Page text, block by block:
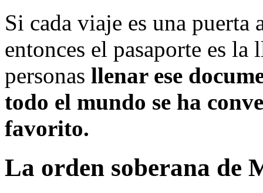
Si cada viaje es una puerta
entonces el pasaporte es la
personas llenar ese
todo el mundo se ha
favorito.
La orden soberana de